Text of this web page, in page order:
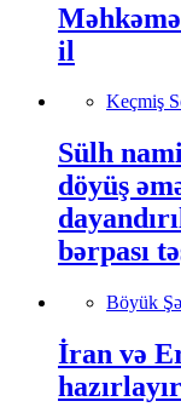
il
Keçmiş
Sülh
döyüş
bərpası
Böyük
İran və
hazırlayır